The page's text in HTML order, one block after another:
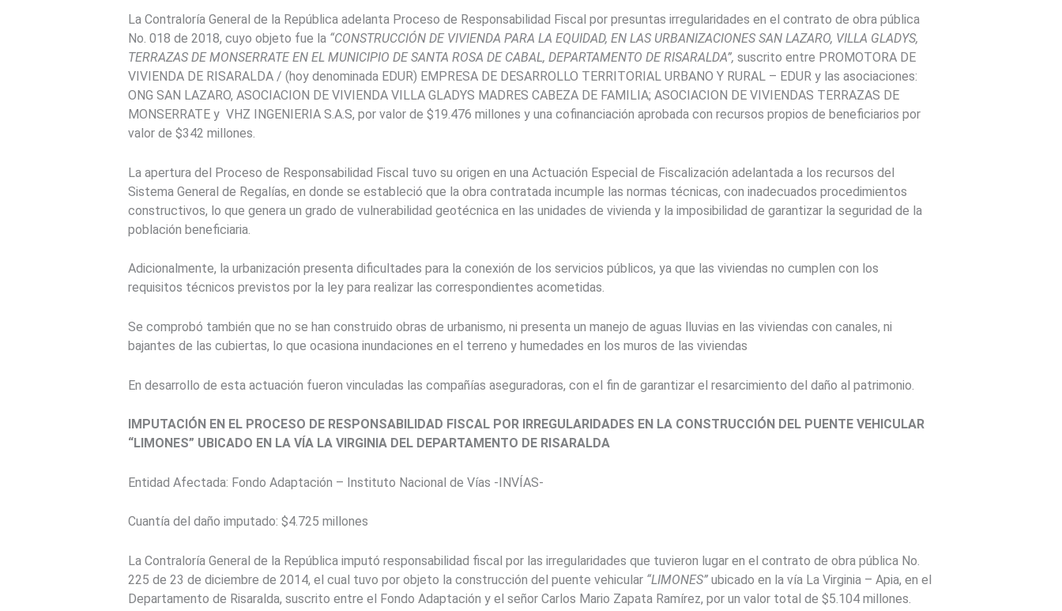
La Contraloría General de la República adelanta Proceso de Responsabilidad Fiscal por presuntas irregularidades en el contrato de obra pública
No. 018 de 2018, cuyo objeto fue la “CONSTRUCCIÓN DE VIVIENDA PARA LA EQUIDAD, EN LAS URBANIZACIONES SAN LAZARO, VILLA GLADYS,
TERRAZAS DE MONSERRATE EN EL MUNICIPIO DE SANTA ROSA DE CABAL, DEPARTAMENTO DE RISARALDA”, suscrito entre PROMOTORA DE
VIVIENDA DE RISARALDA / (hoy denominada EDUR) EMPRESA DE DESARROLLO TERRITORIAL URBANO Y RURAL – EDUR y las asociaciones:
ONG SAN LAZARO, ASOCIACION DE VIVIENDA VILLA GLADYS MADRES CABEZA DE FAMILIA; ASOCIACION DE VIVIENDAS TERRAZAS DE
MONSERRATE y VHZ INGENIERIA S.A.S, por valor de $19.476 millones y una cofinanciación aprobada con recursos propios de beneficiarios por
valor de $342 millones.
La apertura del Proceso de Responsabilidad Fiscal tuvo su origen en una Actuación Especial de Fiscalización adelantada a los recursos del
Sistema General de Regalías, en donde se estableció que la obra contratada incumple las normas técnicas, con inadecuados procedimientos
constructivos, lo que genera un grado de vulnerabilidad geotécnica en las unidades de vivienda y la imposibilidad de garantizar la seguridad de la
población beneficiaria.
Adicionalmente, la urbanización presenta dificultades para la conexión de los servicios públicos, ya que las viviendas no cumplen con los
requisitos técnicos previstos por la ley para realizar las correspondientes acometidas.
Se comprobó también que no se han construido obras de urbanismo, ni presenta un manejo de aguas lluvias en las viviendas con canales, ni
bajantes de las cubiertas, lo que ocasiona inundaciones en el terreno y humedades en los muros de las viviendas
En desarrollo de esta actuación fueron vinculadas las compañías aseguradoras, con el fin de garantizar el resarcimiento del daño al patrimonio.
IMPUTACIÓN EN EL PROCESO DE RESPONSABILIDAD FISCAL POR IRREGULARIDADES EN LA CONSTRUCCIÓN DEL PUENTE VEHICULAR
“LIMONES” UBICADO EN LA VÍA LA VIRGINIA DEL DEPARTAMENTO DE RISARALDA
Entidad Afectada: Fondo Adaptación – Instituto Nacional de Vías -INVÍAS-
Cuantía del daño imputado: $4.725 millones
La Contraloría General de la República imputó responsabilidad fiscal por las irregularidades que tuvieron lugar en el contrato de obra pública No.
225 de 23 de diciembre de 2014, el cual tuvo por objeto la construcción del puente vehicular “LIMONES” ubicado en la vía La Virginia – Apia, en el
Departamento de Risaralda, suscrito entre el Fondo Adaptación y el señor Carlos Mario Zapata Ramírez, por un valor total de $5.104 millones.